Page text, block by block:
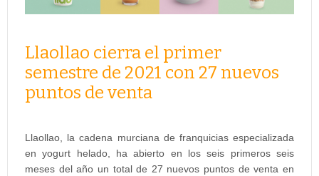
Llaollao cierra el primer
semestre de 2021 con 27 nuevos
puntos de venta
Llaollao, la cadena murciana de franquicias especializada
en yogurt helado, ha abierto en los seis primeros seis
meses del año un total de 27 nuevos puntos de venta en